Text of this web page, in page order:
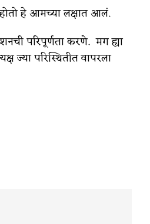
होतो हे आमच्या लक्षात आलं.
परिपूर्णता करणे. मग ह्या
ज्या परिस्थितीत वापरला